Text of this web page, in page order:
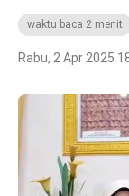
waktu baca 2 menit
Rabu, 2 Apr 2025